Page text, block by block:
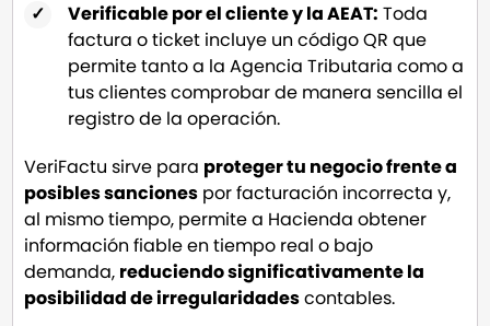
Verificable por el cliente y la AEAT: Toda
factura o ticket incluye un código QR que
permite tanto a la Agencia Tributaria como a
tus clientes comprobar de manera sencilla el
registro de la operación.
VeriFactu sirve para proteger tu negocio frente a
posibles sanciones por facturación incorrecta y,
al mismo tiempo, permite a Hacienda obtener
información fiable en tiempo real o bajo
demanda, reduciendo significativamente la
posibilidad de irregularidadescontables.